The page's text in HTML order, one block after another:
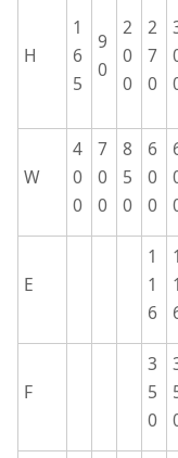
H
1
6
5
9
0
2
0
0
2
7
0
W
4
0
0
7
0
0
8
5
0
6
0
0
E
1
1
6
1
1
F
3
5
0